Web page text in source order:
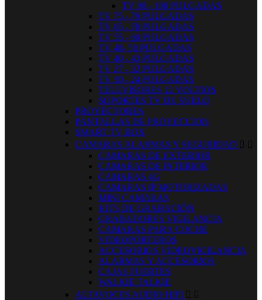
TV 98 - 100 PULGADAS
TV 75 - 79 PULGADAS
TV 65 - 70 PULGADAS
TV 55 - 60 PULGADAS
TV 48- 50 PULGADAS
TV 40 - 43 PULGADAS
TV 27 - 32 PULGADAS
TV 10 - 24 PULGADAS
TELEVISORES 12 VOLTIOS
SOPORTES TV DE SUELO
PROYECTORES
PANTALLAS DE PROYECCION
SMART TV BOX
CAMARAS ALARMAS Y SEGURIDAD  
CAMARAS DE EXTERIOR
CAMARAS DE INTERIOR
CAMARAS 4G
CAMARAS IP MOTORIZADAS
MINI CAMARAS
KITS DE GRABACIÓN
GRABADORES VIGILANCIA
CAMARAS PARA COCHE
VIDEOPORTEROS
ACCESORIOS VIDEOVIGILANCIA
ALARMAS Y ACCESORIOS
CAJAS FUERTES
WALKIE TALKIE
ALTAVOCES AUDIO HIFI  